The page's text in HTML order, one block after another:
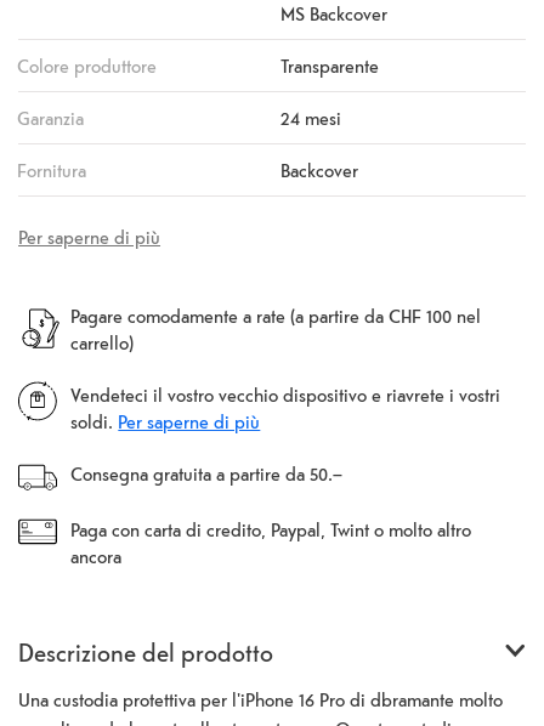
MS Backcover
Colore produttore Transparente
Garanzia 24 mesi
Fornitura Backcover
Per saperne di più
Pagare comodamente a rate (a partire da CHF 100 nel
carrello)
Vendeteci il vostro vecchio dispositivo e riavrete i vostri
soldi. Per saperne di più
Consegna gratuita a partire da 50.–
Paga con carta di credito, Paypal, Twint o molto altro
ancora
Descrizione del prodotto
Una custodia protettiva per l'iPhone 16 Pro di dbramante molto